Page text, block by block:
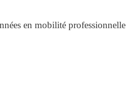
en mobilité professionnelle